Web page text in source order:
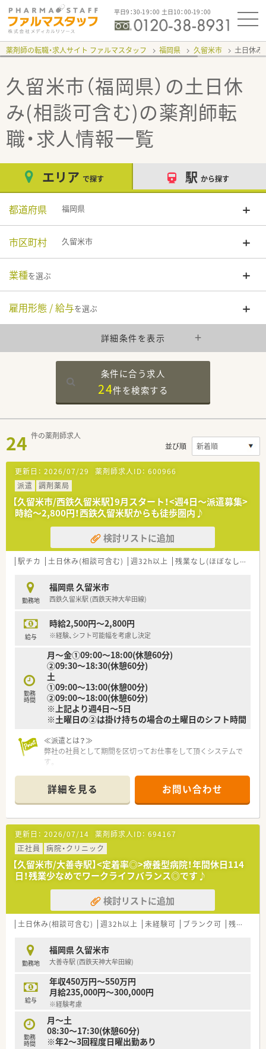
平日9：30-19：00 土日10：00-19：00
薬剤師の転職・求人サイト ファルマスタッフ 福岡県 久留米市 土日休
久留米市（福岡県）の土日休
み(相談可含む)の薬剤師転
職・求人情報一覧
エリア で探す 駅 から探す
都道府県 福岡県
市区町村 久留米市
業種を選ぶ
雇用形態 / 給与を選ぶ
詳細条件を表示
条件に合う求人
24件を検索する
24 件の薬剤師求人
並び順
更新日： 2026/07/29 薬剤師求人ID： 600966
派遣
調剤薬局
【久留米市/西鉄久留米駅】9月スタート！<週4日～派遣募集>
時給～2,800円！西鉄久留米駅からも徒歩圏内♪
検討リストに追加
駅チカ 土日休み(相談可含む) 週32h以上 残業なし(ほぼなし含む)
勤務地
福岡県 久留米市
西鉄久留米駅 (西鉄天神大牟田線)
給与
時給2,500円～2,800円
※経験、シフト可能幅を考慮し決定
勤務
時間
月～金①09:00～18:00(休憩60分)
②09:30～18:30(休憩60分)
土
①09:00～13:00(休憩00分)
②09:00～18:00(休憩60分)
※上記より週4日～5日
※土曜日の②は掛け持ちの場合の土曜日のシフト時間
≪派遣とは？≫
弊社の社員として期間を区切ってお仕事をして頂くシステムで
す。
です。
◆こんな方に人気・オススメ
・転職活動中にブランクを空けたくない方
・様々な薬局で経験を積みたい方
・将来的に独立を検討している方
・転居や留学の予定があり、期間を区切って働きたい方
・旅行や趣味の時間等ライフスタイルに合わせて休みを調整した
い方
・高時給で効率的に働きたい方
・交通費は実費分支給
・薬剤師賠償保険に弊社負担にて加入頂けますので安心して就業
・週20時間以上で社会保険加入可能
・年1度の健康診断、インフルエンザ予防接種補助金有り
・残業代は1分単位で支給
弊社は優良派遣事業者として厚生労働省より認定を受けていま
すので、
安心してご就業して頂けるサポート体制・福利厚生が整っており
ます！
詳細を見る お問い合わせ
更新日： 2026/07/14 薬剤師求人ID： 694167
正社員
病院・クリニック
【久留米市/大善寺駅】<定着率◎>療養型病院！年間休日114
日！残業少なめでワークライフバランス◎です♪
検討リストに追加
土日休み(相談可含む) 週32h以上 未経験可 ブランク可 残業なし(ほぼなし含む)
勤務地
福岡県 久留米市
大善寺駅 (西鉄天神大牟田線)
給与
年収450万円～550万円
月給235,000円～300,000円
※経験考慮
勤務
時間
月～土
08:30～17:30(休憩60分)
※年2～3回程度日曜出勤あり